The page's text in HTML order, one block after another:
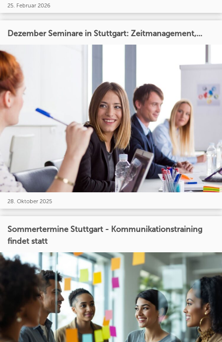
25. Februar 2026
Dezember Seminare in Stuttgart: Zeitmanagement,...
28. Oktober 2025
Sommertermine Stuttgart - Kommunikationstraining
findet statt